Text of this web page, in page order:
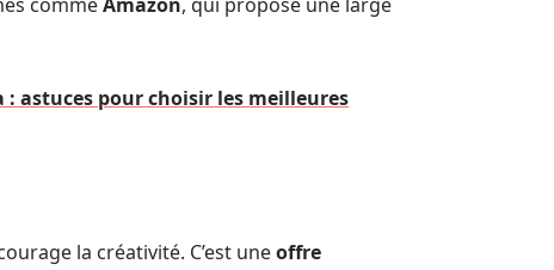
astuces pour choisir les meilleures
la créativité. C’est uneoffre